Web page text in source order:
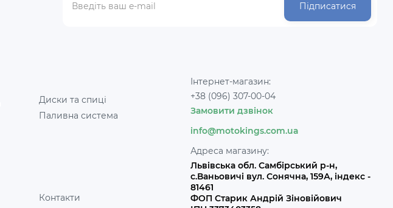
Підписатися
Диски та спиці
Паливна система
Контакти
Інтернет-магазин:
+38 (096) 307-00-04
Замовити дзвінок
info@motokings.com.ua
Адреса магазину:
Львівська обл. Самбірський р-н,
с.Ваньовичі вул. Сонячна, 159А, індекс -
81461
ФОП Старик Андрій Зіновійович